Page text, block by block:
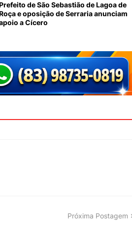
de São Sebastião de Lagoa de
e oposição de Serraria anunciam
a Cícero
Próxima Postagem